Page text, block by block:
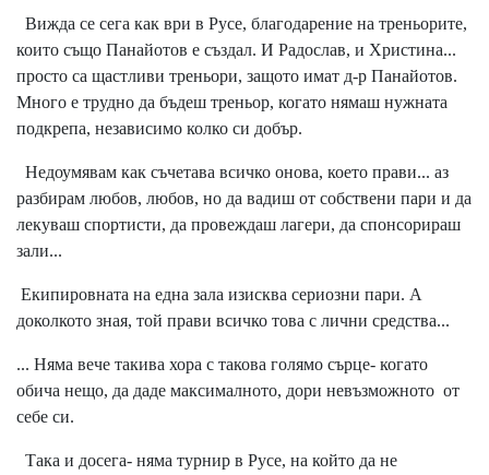
Вижда се сега как ври в Русе, благодарение на треньорите,
които също Панайотов е създал. И Радослав, и Христина...
просто са щастливи треньори, защото имат д-р Панайотов.
Много е трудно да бъдеш треньор, когато нямаш нужната
подкрепа, независимо колко си добър.
Недоумявам как съчетава всичко онова, което прави... аз
разбирам любов, любов, но да вадиш от собствени пари и да
лекуваш спортисти, да провеждаш лагери, да спонсорираш
зали...
Екипировната на една зала изисква сериозни пари. А
доколкото зная, той прави всичко това с лични средства...
... Няма вече такива хора с такова голямо сърце- когато
обича нещо, да даде максималното, дори невъзможното от
себе си.
Така и досега- няма турнир в Русе, на който да не